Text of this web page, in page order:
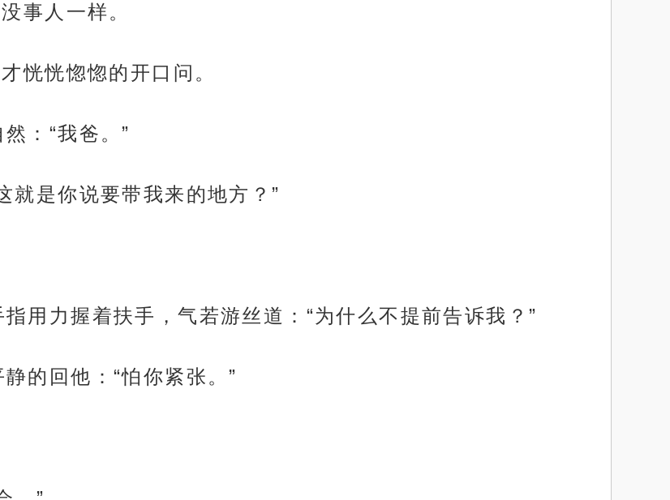
事人一样。
恍恍惚惚的开口问。
：“我爸。”
就是你说要带我来的地方？”
用力握着扶手，气若游丝道：“为什么不提前告诉我？”
的回他：“怕你紧张。”